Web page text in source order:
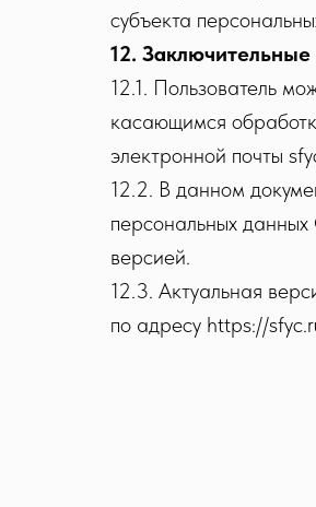
субъекта
12.
12.1. Пользователь
касающимся
электронной почты
12.2. В данном
персональных
версией.
12.3. Актуальная
по адресу https://